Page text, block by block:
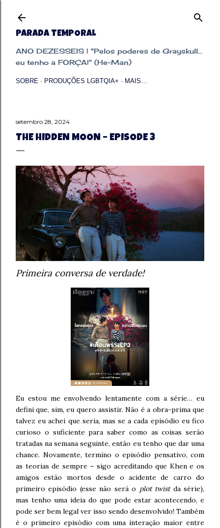
PARADA TEMPORAL
ANO DEZESSEIS | "Pelos poderes de Grayskull...
eu tenho a FORÇA!" (He-Man)
SOBRE PRODUÇÕES LGBTQIA+ MAIS…
setembro 28, 2024
THE HIDDEN MOON – EPISODE 3
Primeira conversa de verdade!
Eu estou me envolvendo lentamente com a série… eu
defini que, sim, eu quero assistir. Não é a obra-prima que
talvez eu achei que seria, mas se a cada episódio eu fico
curioso o suficiente para saber como as coisas serão
tratadas na semana seguinte, então eu tenho que dar uma
chance. Novamente, termino o episódio pensativo, com
as teorias de sempre – sigo acreditando que Khen e os
amigos estão mortos desde o acidente de carro do
primeiro episódio (esse não será o plot twistda série),
mas tenho uma ideia do que pode estar acontecendo, e
pode ser bem legal ver isso sendo desenvolvido! Também
é o primeiro episódio com uma interação maior entre